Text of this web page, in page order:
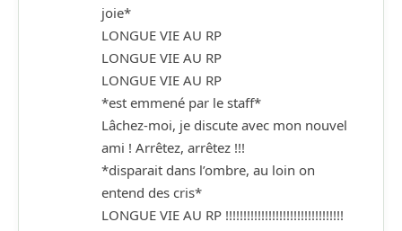
joie*
LONGUE VIE AU RP
LONGUE VIE AU RP
LONGUE VIE AU RP
*est emmené par le staff*
Lâchez-moi, je discute avec mon nouvel
ami ! Arrêtez, arrêtez !!!
*disparait dans l’ombre, au loin on
entend des cris*
LONGUE VIE AU RP !!!!!!!!!!!!!!!!!!!!!!!!!!!!!!!!!